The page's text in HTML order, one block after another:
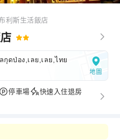
利斯生活飯店
ดป่อง,เลย,เลย,ไทย
地圖
停車場
快速入住退房